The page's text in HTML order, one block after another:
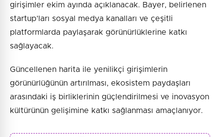
girişimler ekim ayında açıklanacak. Bayer, belirlenen
startup’ları sosyal medya kanalları ve çeşitli
platformlarda paylaşarak görünürlüklerine katkı
sağlayacak.
Güncellenen harita ile yenilikçi girişimlerin
görünürlüğünün artırılması, ekosistem paydaşları
arasındaki iş birliklerinin güçlendirilmesi ve inovasyon
kültürünün gelişimine katkı sağlanması amaçlanıyor.